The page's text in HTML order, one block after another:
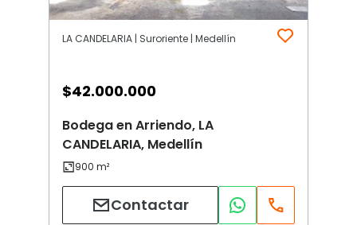
LA CANDELARIA | Suroriente | Medellín
$42.000.000
Bodega en Arriendo, LA
CANDELARIA, Medellín
Contactar